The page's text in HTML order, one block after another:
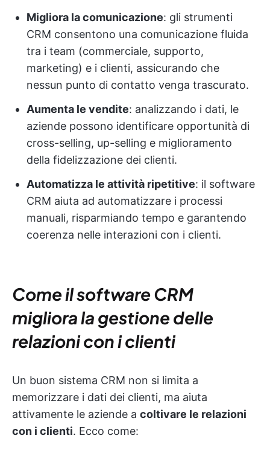
Migliora la comunicazione: gli strumenti
CRM consentono una comunicazione fluida
tra i team (commerciale, supporto,
marketing) e i clienti, assicurando che
nessun punto di contatto venga trascurato.
Aumenta le vendite: analizzando i dati, le
aziende possono identificare opportunità di
cross-selling, up-selling e miglioramento
della fidelizzazione dei clienti.
Automatizza le attività ripetitive: il software
CRM aiuta ad automatizzare i processi
manuali, risparmiando tempo e garantendo
coerenza nelle interazioni con i clienti.
Come il software CRM
migliora la gestione delle
relazioni con i clienti
Un buon sistema CRM non si limita a
memorizzare i dati dei clienti, ma aiuta
attivamente le aziende a coltivare le relazioni
con i clienti. Ecco come: